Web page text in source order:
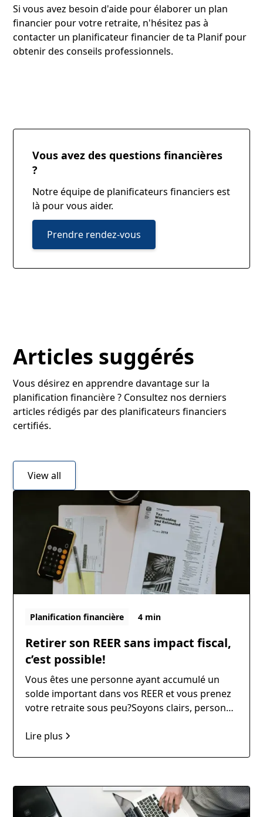
Si vous avez besoin d'aide pour élaborer un plan
financier pour votre retraite, n'hésitez pas à
contacter un planificateur financier de ta Planif pour
obtenir des conseils professionnels.
Vous avez des questions financières
?
Notre équipe de planificateurs financiers est
là pour vous aider.
Prendre rendez-vous
Articles suggérés
Vous désirez en apprendre davantage sur la
planification financière ? Consultez nos derniers
articles rédigés par des planificateurs financiers
certifiés.
View all
Planification financière 4 min
Retirer son REER sans impact fiscal,
c’est possible!
Vous êtes une personne ayant accumulé un
solde important dans vos REER et vous prenez
votre retraite sous peu?Soyons clairs, personne
REER durement épargné.
Lire plus